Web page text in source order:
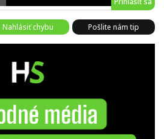
Nahlásiť chybu Pošlite nám tip